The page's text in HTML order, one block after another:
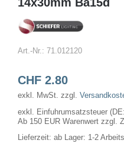
Art.-Nr.: 71.012120
CHF2.80
exkl. MwSt. zzgl.
exkl. Einfuhrumsatzsteuer
Ab 150 EUR Warenwert zzgl.
Lieferzeit: ab Lager: 1-2